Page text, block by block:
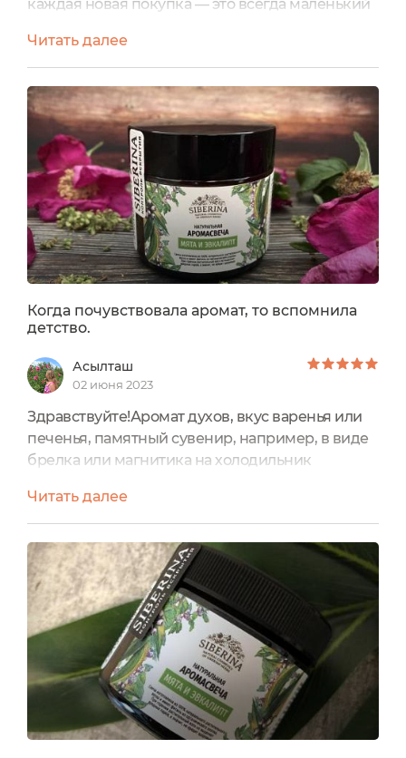
каждая новая покупка — это всегда маленький
орех и кедрЧайное дерево и гераньИх свечи
стали для меня эталоном качества, и я с
нетерпением пробую новые ароматы. Когда я
увидела аромасвечу "Мята и эвкалипт", то,
конечно, не смогла устоять от соблазна
попробовать новый аромат. Он обещал быть
свежим,...
Читать далее
Когда почувствовала аромат, то вспомнила
детство.
Асылташ
02 июня 2023
Здравствуйте!Аромат духов, вкус варенья или
печенья, памятный сувенир, например, в виде
брелка или магнитика на холодильник
среди вещей какую-то безделушку, но дорогую
сердцу и сразу оказываешься в прошлом и
ностальгия.. Запахи особенно переносят в
прошлое.. Сегодня речь пойдет как раз об
одном из них. Подробнее читайте ниже.Полное
название: натуральная аромасвеча...
Читать далее